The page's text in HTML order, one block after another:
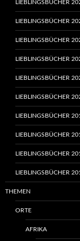
LIEBLINGSBÜCHER
LIEBLINGSBÜCHER
LIEBLINGSBÜCHER
LIEBLINGSBÜCHER
LIEBLINGSBÜCHER
LIEBLINGSBÜCHER
LIEBLINGSBÜCHER
LIEBLINGSBÜCHER
LIEBLINGSBÜCHER
LIEBLINGSBÜCHER
THEMEN
ORTE
AFRIKA